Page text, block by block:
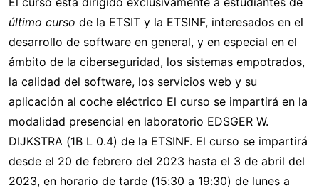
último curso de la ETSIT y la ETSINF, interesados en el
desarrollo de software en general, y en especial en el
ámbito de la ciberseguridad, los sistemas empotrados,
la calidad del software, los servicios web y su
aplicación al coche eléctrico El curso se impartirá en la
modalidad presencial en laboratorio EDSGER W.
DIJKSTRA (1B L 0.4) de la ETSINF. El curso se impartirá
desde el 20 de febrero del 2023 hasta el 3 de abril del
2023, en horario de tarde (15:30 a 19:30) de lunes a